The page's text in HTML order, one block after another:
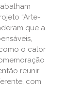
“Arte-
que a
o calor
reunir
com